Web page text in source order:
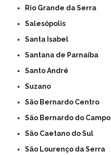
Rio Grande da Serra
Salesópolis
Santa Isabel
Santana de Parnaíba
Santo André
Suzano
São Bernardo Centro
São Bernardo do Campo
São Caetano do Sul
São Lourenço da Serra